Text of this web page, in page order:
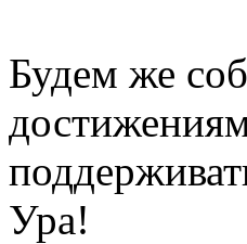
Будем же
Ура!